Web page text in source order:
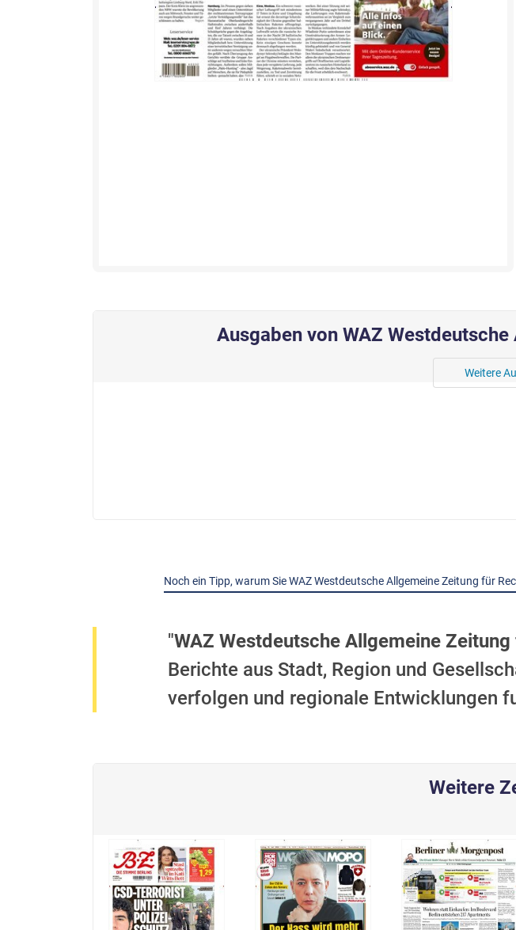
Ausgaben von WAZ
Weitere
Noch ein Tipp, warum Sie WAZ Westdeutsche Allgemeine Zeitung für
"WAZ Westdeutsche Allgemeine
Berichte aus Stadt, Region und
verfolgen und regionale Entwicklungen
Weitere